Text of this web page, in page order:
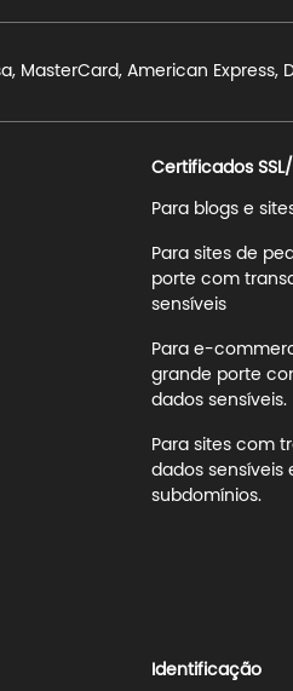
MasterCard, American Express,
Certificados SSL/
Para blogs e
Para sites de
porte com
sensíveis
Para e-
grande porte
dados sensíveis.
Para sites com
dados sensíveis
subdomínios.
Identificação